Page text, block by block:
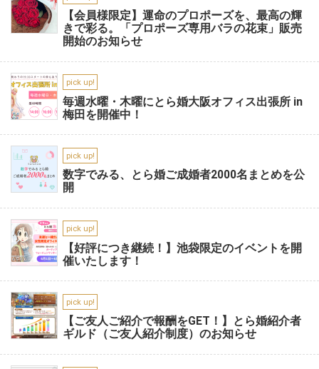
【会員様限定】運命のプロポーズを、最高の輝
きで彩る。「プロポーズ専用バラの花束」販売
開始のお知らせ
pick up!
毎週水曜・木曜にとら婚大阪オフィス出張所 in
梅田を開催中！
pick up!
数字でみる、とら婚ご成婚者2000名まとめを公
開
pick up!
【好評につき継続！】池袋限定のイベントを開
催いたします！
pick up!
【ご友人ご紹介で報酬をGET！】とら婚紹介者
ギルド（ご友人紹介制度）のお知らせ